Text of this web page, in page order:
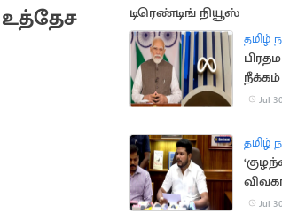
டிரெண்டிங் நியூஸ்
தமிழ்
நீக்கம்
Jul
தமிழ்
Jul